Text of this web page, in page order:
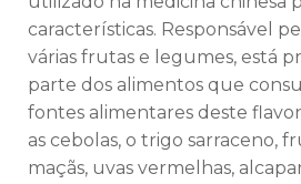
características. Responsável
várias frutas e legumes, está
parte dos alimentos que
fontes alimentares deste
as cebolas, o trigo sarraceno,
maçãs, uvas vermelhas,